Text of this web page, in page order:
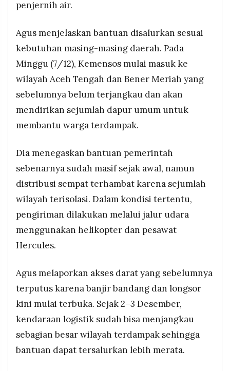
MEDIA
PRAMUDITA
©
Resolusi.co
-
PT.
MEDIA
memulai kembali aktivitas.
penjernih air.
Agus menjelaskan bantuan disalurkan sesuai
kebutuhan masing-masing daerah. Pada
Minggu (7/12), Kemensos mulai masuk ke
wilayah Aceh Tengah dan Bener Meriah yang
sebelumnya belum terjangkau dan akan
mendirikan sejumlah dapur umum untuk
membantu warga terdampak.
Dia menegaskan bantuan pemerintah
sebenarnya sudah masif sejak awal, namun
distribusi sempat terhambat karena sejumlah
wilayah terisolasi. Dalam kondisi tertentu,
pengiriman dilakukan melalui jalur udara
menggunakan helikopter dan pesawat
Hercules.
Agus melaporkan akses darat yang sebelumnya
terputus karena banjir bandang dan longsor
kini mulai terbuka. Sejak 2–3 Desember,
kendaraan logistik sudah bisa menjangkau
sebagian besar wilayah terdampak sehingga
bantuan dapat tersalurkan lebih merata.